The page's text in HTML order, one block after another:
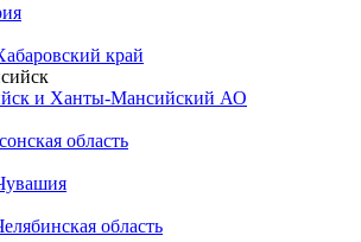
край
и Ханты-Мансийский АО
область
область